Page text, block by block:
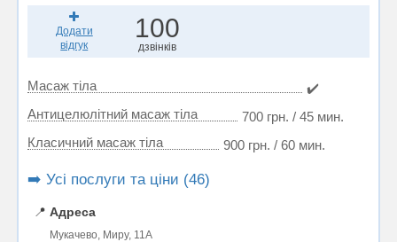
Додати
відгук
100
дзвінків
Масаж тіла
✔️
Антицелюлітний масаж тіла
700 грн. / 45 мин.
Класичний масаж тіла
900 грн. / 60 мин.
➡️ Усі послуги та ціни (46)
📍 Адреса
Мукачево, Миру, 11А